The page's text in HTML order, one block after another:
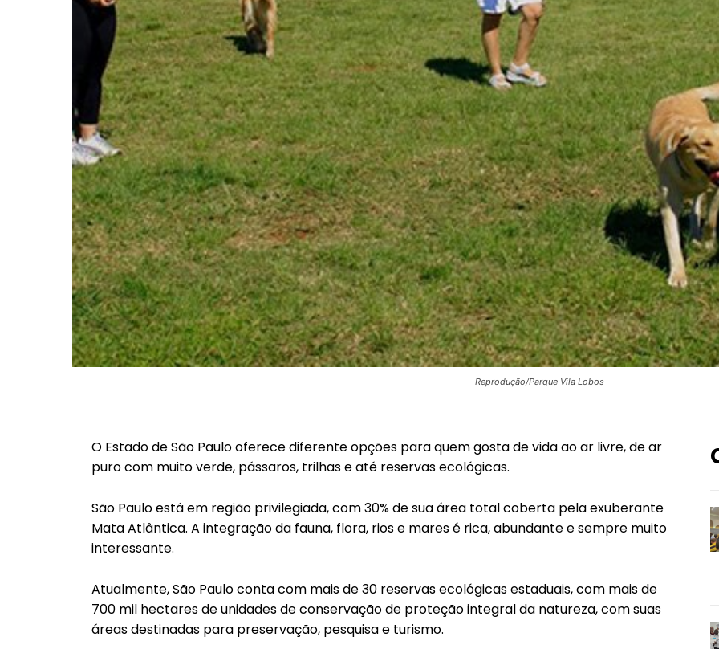
Reprodução/Parque Vila Lobos
O Estado de São Paulo oferece diferente opções para quem gosta de vida ao ar livre, de ar
puro com muito verde, pássaros, trilhas e até reservas ecológicas.
São Paulo está em região privilegiada, com 30% de sua área total coberta pela exuberante
Mata Atlântica. A integração da fauna, flora, rios e mares é rica, abundante e sempre muito
interessante.
Atualmente, São Paulo conta com mais de 30 reservas ecológicas estaduais, com mais de
700 mil hectares de unidades de conservação de proteção integral da natureza, com suas
áreas destinadas para preservação, pesquisa e turismo.